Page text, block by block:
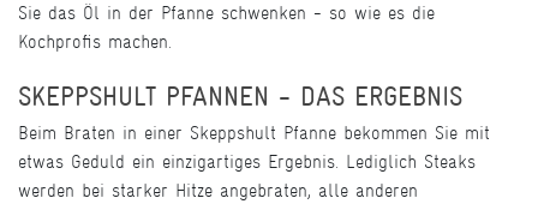
Sie das Öl in der Pfanne schwenken - so wie es die
Kochprofis machen.
SKEPPSHULT PFANNEN - DAS ERGEBNIS
Beim Braten in einer Skeppshult Pfanne bekommen Sie mit
etwas Geduld ein einzigartiges Ergebnis. Lediglich Steaks
werden bei starker Hitze angebraten, alle anderen